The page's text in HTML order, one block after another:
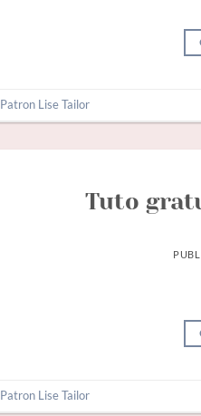
Patron Lise Tailor
Tuto
Patron Lise Tailor